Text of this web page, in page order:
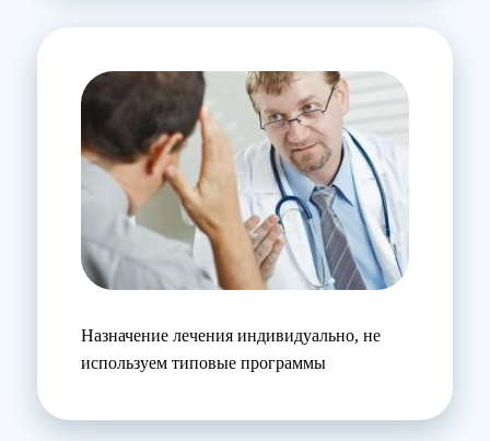
Назначение лечения индивидуально, не
используем типовые программы